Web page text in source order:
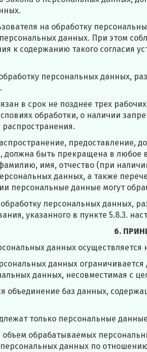
на обработку
данных. При этом
к содержанию такого согласия
обработку персональных данных,
в срок не позднее трех
обработки, о наличии
предоставление,
должна быть прекращена в любое
имя, отчество (при
данных, а также
персональные данные могут
обработку персональных данных,
указанного в пункте 5.8.3.
6.
данных
данных
данных, несовместимая с
объединение баз данных,
только персональные
объем обрабатываемых
данных по